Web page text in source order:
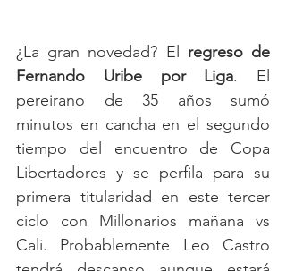
¿La gran novedad? El regreso de
Fernando Uribe por Liga. El
pereirano de 35 años sumó
minutos en cancha en el segundo
tiempo del encuentro de Copa
Libertadores y se perfila para su
primera titularidad en este tercer
ciclo con Millonarios mañana vs
Cali. Probablemente Leo Castro